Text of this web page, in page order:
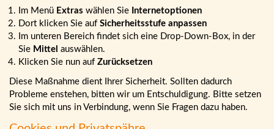
Im Menü Extras wählen Sie Internetoptionen
Dort klicken Sie auf Sicherheitsstufe anpassen
Im unteren Bereich findet sich eine Drop-Down-Box, in der
Sie Mittel auswählen.
Klicken Sie nun auf Zurücksetzen
Diese Maßnahme dient Ihrer Sicherheit. Sollten dadurch
Probleme enstehen, bitten wir um Entschuldigung. Bitte setzen
Sie sich mit uns in Verbindung, wenn Sie Fragen dazu haben.